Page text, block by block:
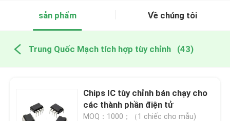
sản phẩm Về chúng tôi
Trung Quốc Mạch tích hợp tùy chỉnh (43)
Chips IC tùy chỉnh bán chạy cho
các thành phần điện tử
MOQ：1000；（1 chiếc cho mẫu)